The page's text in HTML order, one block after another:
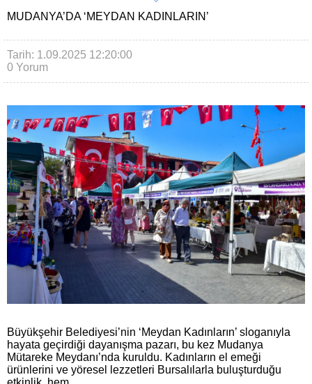
MUDANYA’DA ‘MEYDAN KADINLARIN’
Tarih: 1.09.2025 12:20:00
0 Yorum
Büyükşehir Belediyesi’nin ‘Meydan Kadınların’ sloganıyla
hayata geçirdiği dayanışma pazarı, bu kez Mudanya
Mütareke Meydanı’nda kuruldu. Kadınların el emeği
ürünlerini ve yöresel lezzetleri Bursalılarla buluşturduğu